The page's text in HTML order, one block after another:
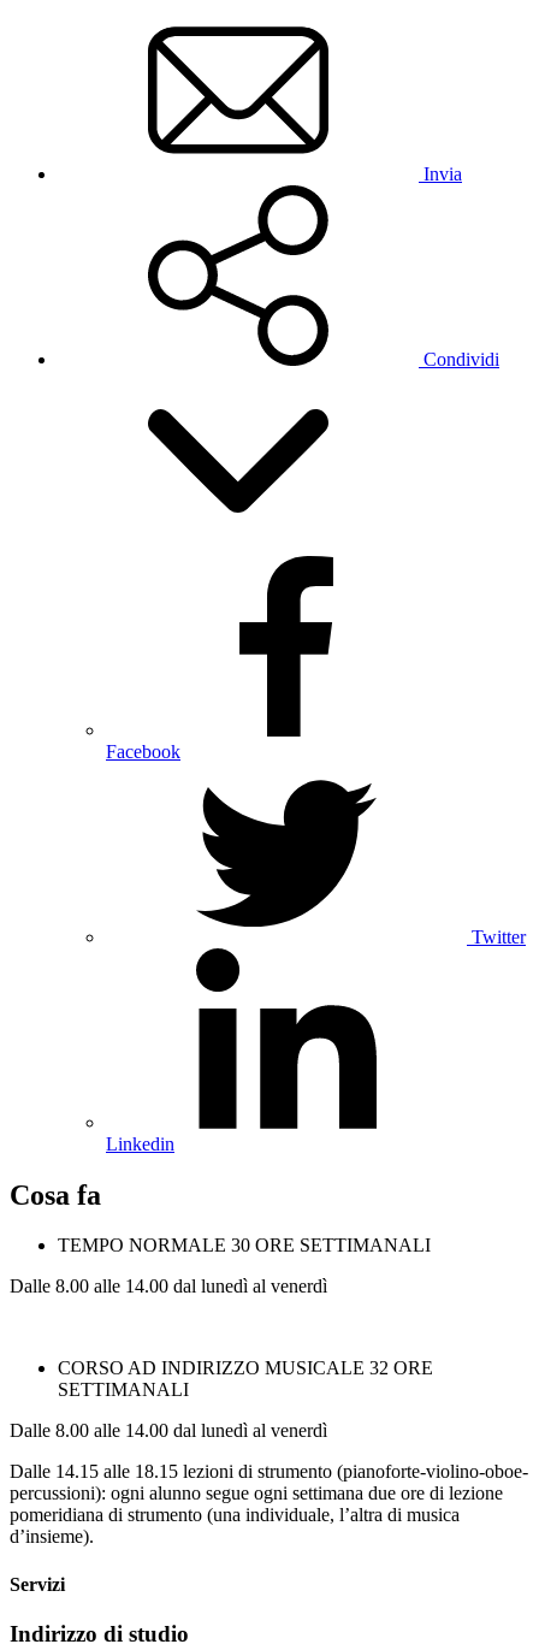
Invia
Condividi
Facebook
Twitter
Linkedin
Cosa fa
TEMPO NORMALE 30 ORE SETTIMANALI
Dalle 8.00 alle 14.00 dal lunedì al venerdì
CORSO AD INDIRIZZO MUSICALE 32 ORE
SETTIMANALI
Dalle 8.00 alle 14.00 dal lunedì al venerdì
Dalle 14.15 alle 18.15 lezioni di strumento (pianoforte-violino-oboe-
percussioni): ogni alunno segue ogni settimana due ore di lezione
pomeridiana di strumento (una individuale, l’altra di musica
d’insieme).
Servizi
Indirizzo di studio